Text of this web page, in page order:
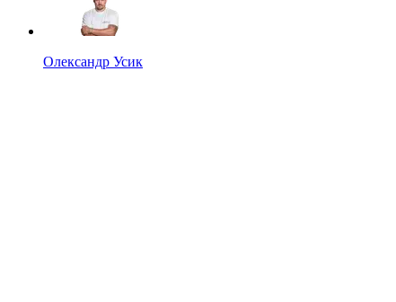
Олександр Усик